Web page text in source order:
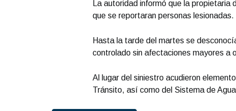
La autoridad informó que la propietaria
que se reportaran personas lesionadas.
Hasta la tarde del martes se
controlado sin afectaciones mayores a
Al lugar del siniestro acudieron
Tránsito, así como del Sistema de